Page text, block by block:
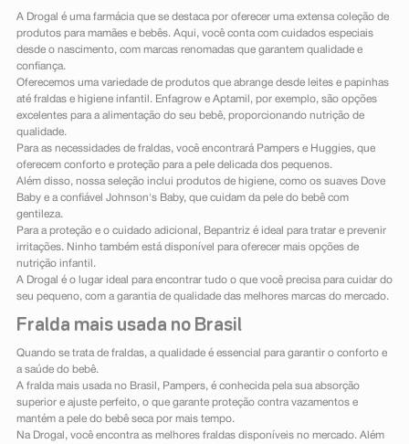
A Drogal é uma farmácia que se destaca por oferecer uma extensa coleção de
produtos para mamães e bebês. Aqui, você conta com cuidados especiais
desde o nascimento, com marcas renomadas que garantem qualidade e
confiança.
Oferecemos uma variedade de produtos que abrange desde leites e papinhas
até fraldas e higiene infantil. Enfagrow e Aptamil, por exemplo, são opções
excelentes para a alimentação do seu bebê, proporcionando nutrição de
qualidade.
Para as necessidades de fraldas, você encontrará Pampers e Huggies, que
oferecem conforto e proteção para a pele delicada dos pequenos.
Além disso, nossa seleção inclui produtos de higiene, como os suaves Dove
Baby e a confiável Johnson's Baby, que cuidam da pele do bebê com
gentileza.
Para a proteção e o cuidado adicional, Bepantriz é ideal para tratar e prevenir
irritações. Ninho também está disponível para oferecer mais opções de
nutrição infantil.
A Drogal é o lugar ideal para encontrar tudo o que você precisa para cuidar do
seu pequeno, com a garantia de qualidade das melhores marcas do mercado.
Fralda mais usada no Brasil
Quando se trata de fraldas, a qualidade é essencial para garantir o conforto e
a saúde do bebê.
A fralda mais usada no Brasil, Pampers, é conhecida pela sua absorção
superior e ajuste perfeito, o que garante proteção contra vazamentos e
mantém a pele do bebê seca por mais tempo.
Na Drogal, você encontra as melhores fraldas disponíveis no mercado. Além